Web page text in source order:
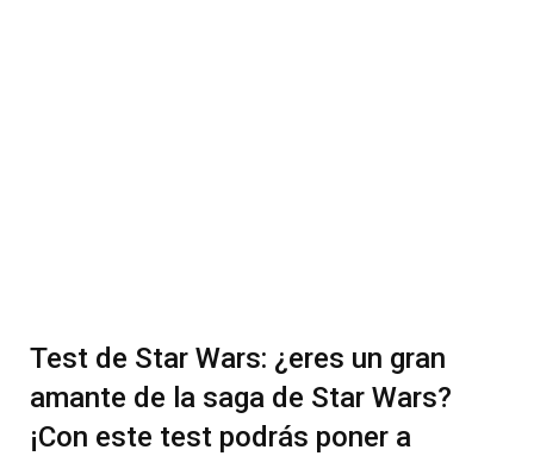
Test de Star Wars: ¿eres un gran
amante de la saga de Star Wars?
¡Con este test podrás poner a